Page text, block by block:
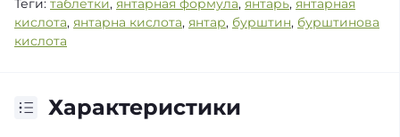
Теги: таблетки, янтарная формула, янтарь, янтарная
кислота, янтарна кислота, янтар, бурштин, бурштинова
кислота
Характеристики